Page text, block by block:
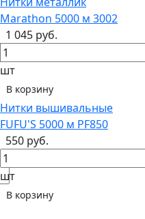
Marathon 5000 м 3002
1 045 руб.
шт
В корзину
Нитки вышивальные
FUFU'S 5000 м PF850
550 руб.
шт
В корзину